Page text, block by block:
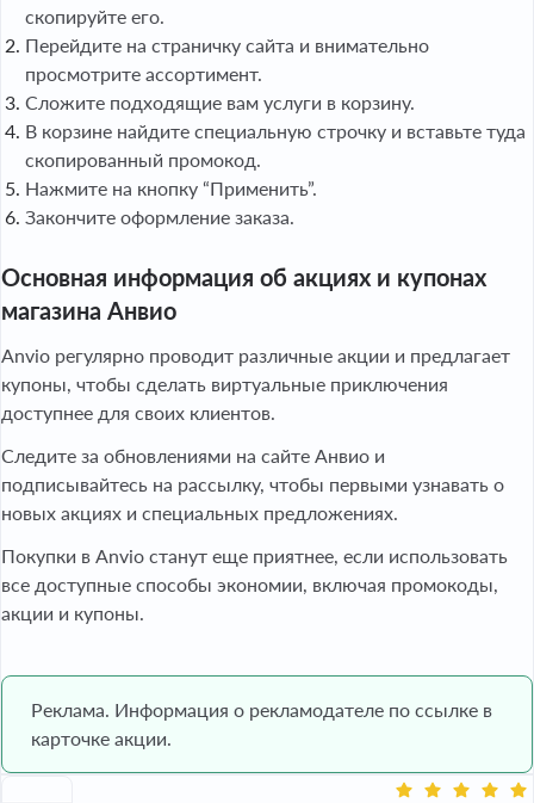
скопируйте его.
Перейдите на страничку сайта и внимательно
просмотрите ассортимент.
Сложите подходящие вам услуги в корзину.
В корзине найдите специальную строчку и вставьте туда
скопированный промокод.
Нажмите на кнопку “Применить”.
Закончите оформление заказа.
Основная информация об акциях и купонах
магазина Анвио
Anvio регулярно проводит различные акции и предлагает
купоны, чтобы сделать виртуальные приключения
доступнее для своих клиентов.
Следите за обновлениями на сайте Анвио и
подписывайтесь на рассылку, чтобы первыми узнавать о
новых акциях и специальных предложениях.
Покупки в Anvio станут еще приятнее, если использовать
все доступные способы экономии, включая промокоды,
акции и купоны.
Реклама. Информация о рекламодателе по ссылке в
карточке акции.